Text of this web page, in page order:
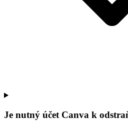
Je nutný účet Canva k